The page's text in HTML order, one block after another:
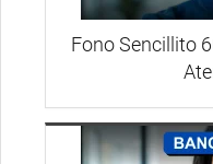
Fono Sencillito